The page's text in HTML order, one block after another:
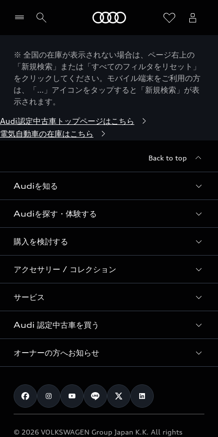
※ 全国の在庫が表示されない場合は、ページ右上の
「新規検索」または「すべてのフィルタをリセット」
をクリックしてください。モバイル端末をご利用の方
は、「…」アイコンをタップすると「新規検索」が表
示されます。
Audi認定中古車トップページはこちら
電気自動車の在庫はこちら
Back to top
Audiを知る
Audi ブランド
Story of Progress
Audi Sport
Formula 1®
デジタルサービス
Audiを探す・体験する
ディーラー検索
新車在庫検索
試乗車・展示車検索
見積り依頼
試乗予約
購入を検討する
モデル一覧
特別仕様モデル / 限定モデル
e-tronラインアップ
価格シミュレーション
車両比較
カタログ一覧
アクセサリー / コレクション
純正アクセサリー
オンラインショップ
Audi collection
アウディナビアプリ
サービス
サービス入庫予約
サービスプログラム
メンテナンス
車検 / 定期点検
e-tronアフターサポート
Audi 認定中古車を買う
Audi認定中古車
クオリティ
保証
メンテナンス
オーナーの方へお知らせ
お知らせ
オーナー様向けキャンペーン
© 2026 VOLKSWAGEN Group Japan K.K. All rights